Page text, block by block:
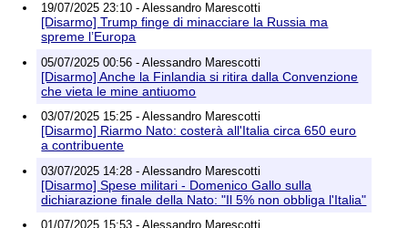
Informativa sulla privacy
19/07/2025 23:10 - Alessandro Marescotti
[Disarmo] Trump finge di minacciare la Russia ma
spreme l’Europa
05/07/2025 00:56 - Alessandro Marescotti
[Disarmo] Anche la Finlandia si ritira dalla Convenzione
che vieta le mine antiuomo
03/07/2025 15:25 - Alessandro Marescotti
[Disarmo] Riarmo Nato: costerà all'Italia circa 650 euro
a contribuente
03/07/2025 14:28 - Alessandro Marescotti
[Disarmo] Spese militari - Domenico Gallo sulla
dichiarazione finale della Nato: "Il 5% non obbliga l'Italia"
01/07/2025 15:53 - Alessandro Marescotti